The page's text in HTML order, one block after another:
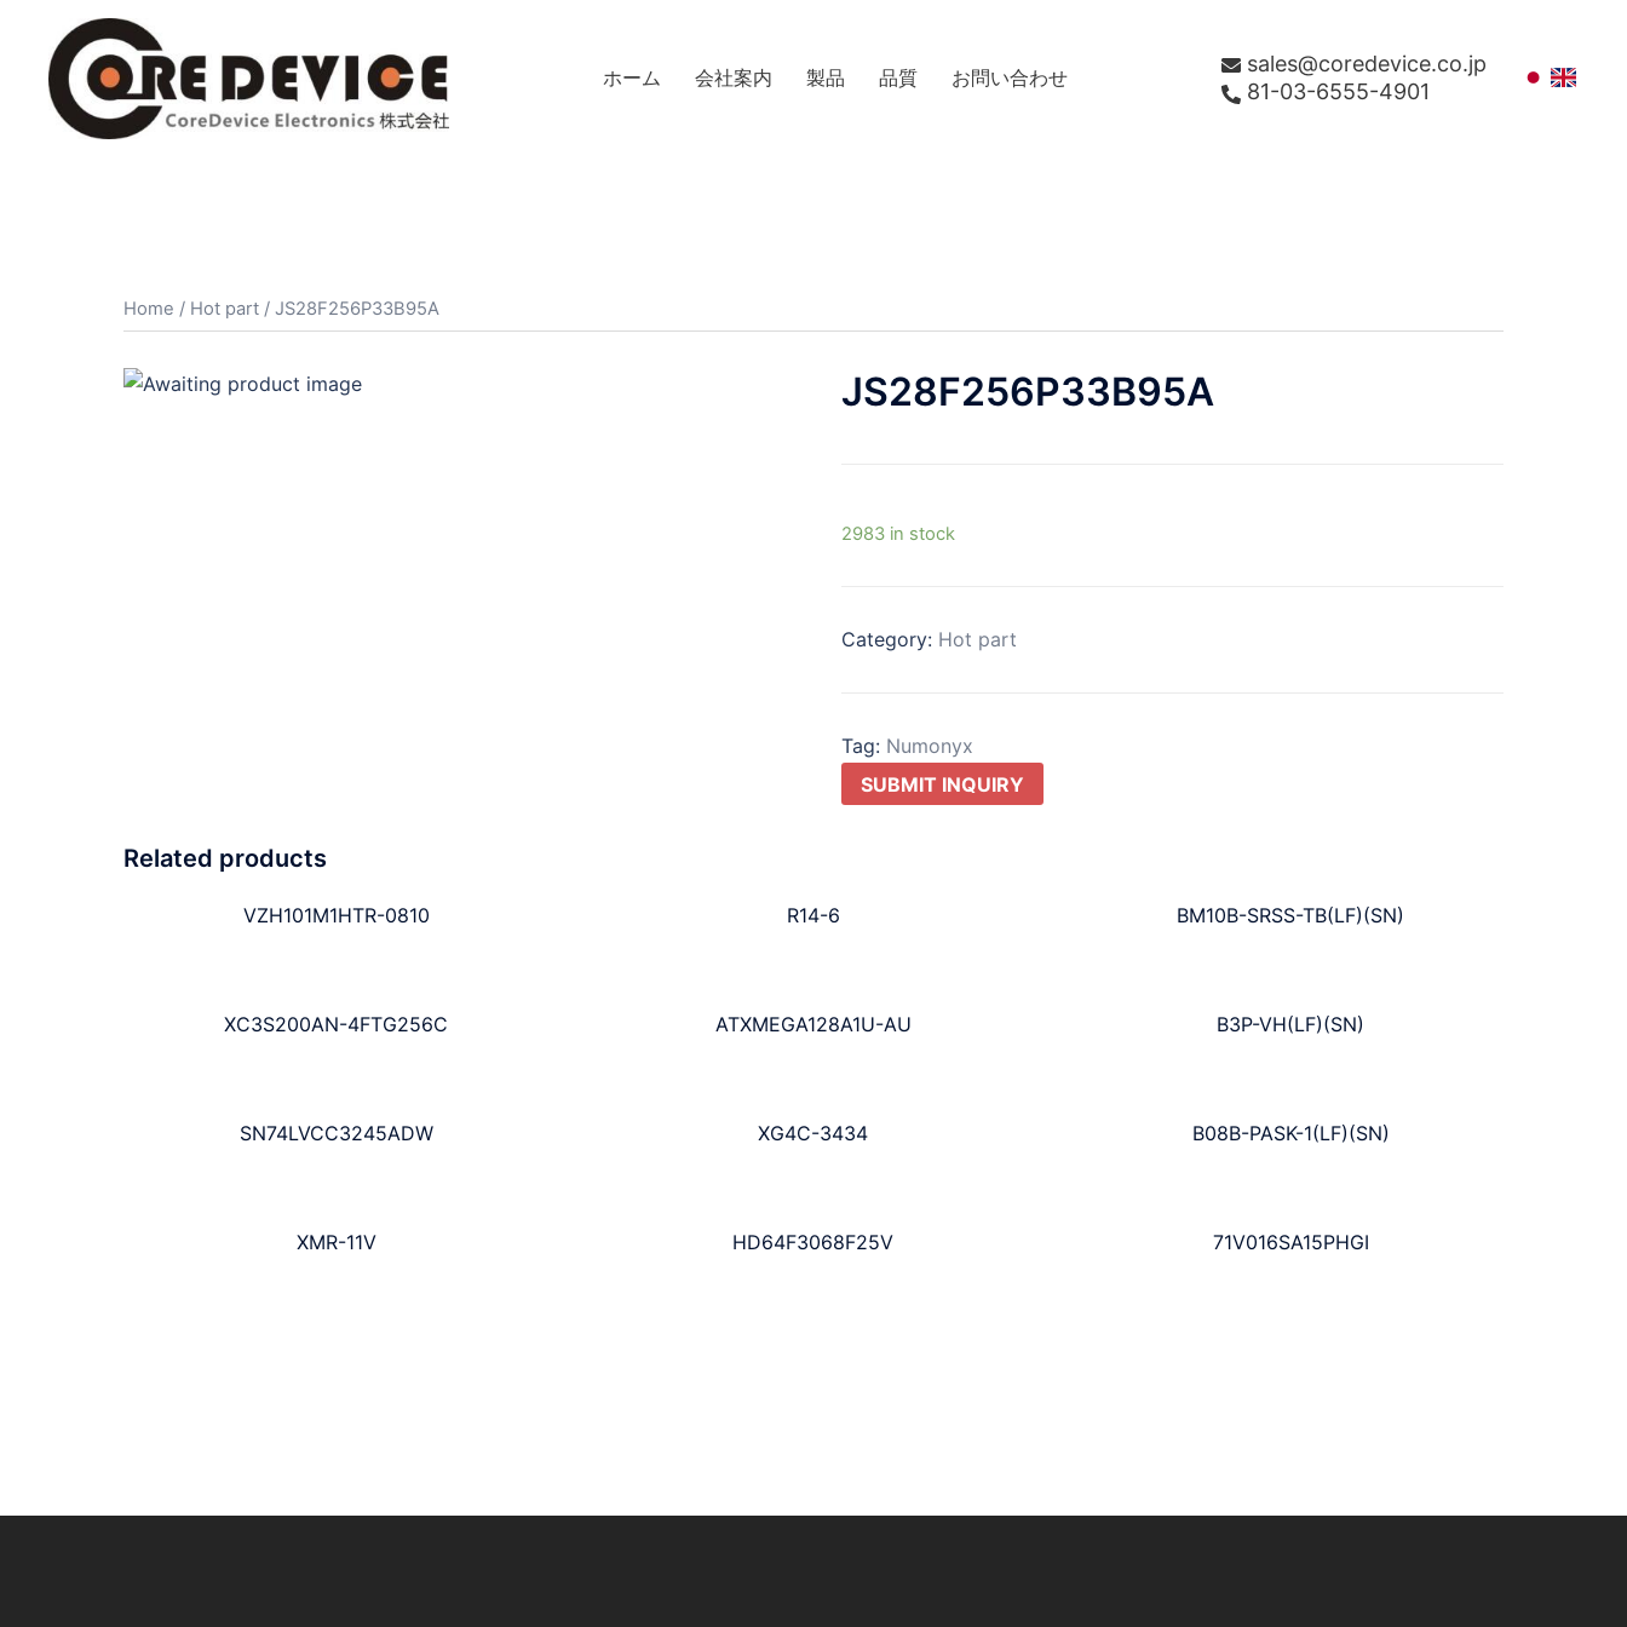
ホーム 会社案内 製品 品質 お問い合わせ
sales@coredevice.co.jp
81-03-6555-4901
Home / Hot part / JS28F256P33B95A
JS28F256P33B95A
2983 in stock
Category: Hot part
Tag: Numonyx
SUBMIT INQUIRY
Related products
VZH101M1HTR-0810 R14-6 BM10B-SRSS-TB(LF)(SN)
XC3S200AN-4FTG256C ATXMEGA128A1U-AU B3P-VH(LF)(SN)
SN74LVCC3245ADW XG4C-3434 B08B-PASK-1(LF)(SN)
XMR-11V HD64F3068F25V 71V016SA15PHGI